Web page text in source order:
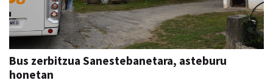
Bus zerbitzua Sanestebanetara, asteburu
honetan